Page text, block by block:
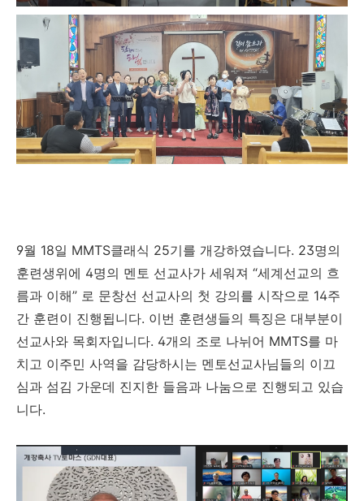
9월 18일 MMTS클래식 25기를 개강하였습니다. 23명의
훈련생위에 4명의 멘토 선교사가 세워져 “세계선교의 흐
름과 이해” 로 문창선 선교사의 첫 강의를 시작으로 14주
간 훈련이 진행됩니다. 이번 훈련생들의 특징은 대부분이
선교사와 목회자입니다. 4개의 조로 나뉘어 MMTS를 마
치고 이주민 사역을 감당하시는 멘토선교사님들의 이끄
심과 섬김 가운데 진지한 들음과 나눔으로 진행되고 있습
니다.